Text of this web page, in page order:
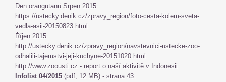
Den orangutanů Srpen 2015
https://ustecky.denik.cz/zpravy_region/foto-cesta-kolem-sveta-
vedla-asii-20150823.html
Říjen 2015
http://ustecky.denik.cz/zpravy_region/navstevnici-ustecke-zoo-
odhalili-tajemstvi-jeji-kuchyne-20151020.html
http://www.zoousti.cz - report o naší aktivitě v Indonesii
Infolist 04/2015 (pdf, 12 MB) - strana 43.